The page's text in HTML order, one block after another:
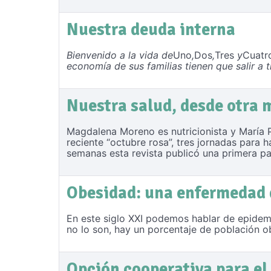
Nuestra deuda interna
Bienvenido a la vida deUno,Dos,Tres y
economía de sus familias tienen que salir a
Nuestra salud, desde otra
Magdalena Moreno es nutricionista y María
reciente “octubre rosa”, tres jornadas para
semanas esta revista publicó una primera
Obesidad: una
En este siglo XXI podemos hablar de
no lo son, hay un porcentaje de población